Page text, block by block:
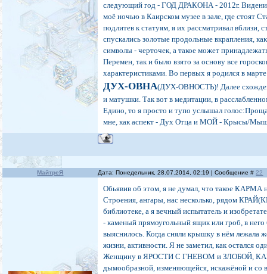
следующий год - ГОД ДРАКОНА - 2012г.
моё ночью в Каирском музее в зале, где
подлитев к статуям, я их рассматривал вблизи,
спускались золотые продольные вкрапления,
символы - черточек, а такое может
Перемен, так и было взято за основу все
характеристиками. Во первых я родился в
ДУХ-ОВНА(ДУХ-ОВНОСТЬ)! Далее
и матушки. Так вот в медитации, в
Едино, то я просто и тупо услышал
мне, как аспект - Дух Отца и МОЙ - Крысы/
МайтреЯ Дата: Понедельник, 28.07.2014, 02:19 | Сообщение #22
Обьявив об этом, я не думал, что такое КАРМА
Строения, ангары, нас несколько, рядом
библиотеке, а я вечный испытатель и
- каменый прямоугольный ящик или гроб, в
выяснилось. Когда сняли крышку в нём лежала
жизни, активности. Я не заметил, как остался
Женщину в ЯРОСТИ С ГНЕВОМ и ЗЛОБОЙ, КАК
дымообразной, изменяющейся, искажёной и со